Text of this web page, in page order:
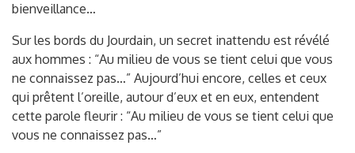
bienveillance…
Sur les bords du Jourdain, un secret inattendu est révélé
aux hommes : “Au milieu de vous se tient celui que vous
ne connaissez pas…” Aujourd’hui encore, celles et ceux
qui prêtent l’oreille, autour d’eux et en eux, entendent
cette parole fleurir : “Au milieu de vous se tient celui que
vous ne connaissez pas…”